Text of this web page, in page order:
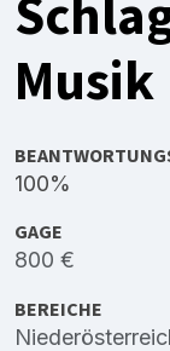
Musik
100%
GAGE
800 €
BEREICHE